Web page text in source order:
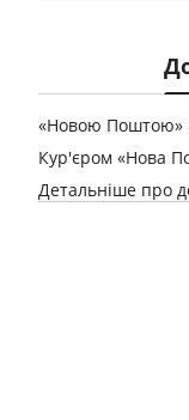
«Новою Поштою»
Кур'єром «Нова
Детальніше про